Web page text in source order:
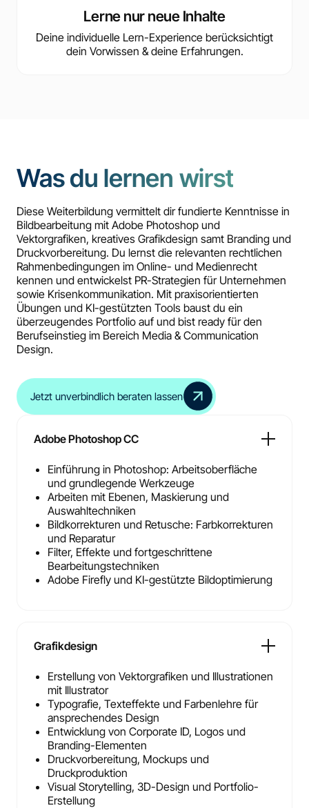
Lerne nur neue Inhalte
Deine individuelle Lern-Experience berücksichtigt
dein Vorwissen & deine Erfahrungen.
Was du lernen wirst
Diese Weiterbildung vermittelt dir fundierte Kenntnisse in
Bildbearbeitung mit Adobe Photoshop und
Vektorgrafiken, kreatives Grafikdesign samt Branding und
Druckvorbereitung. Du lernst die relevanten rechtlichen
Rahmenbedingungen im Online- und Medienrecht
kennen und entwickelst PR-Strategien für Unternehmen
sowie Krisenkommunikation. Mit praxisorientierten
Übungen und KI-gestützten Tools baust du ein
überzeugendes Portfolio auf und bist ready für den
Berufseinstieg im Bereich Media & Communication
Design.
Jetzt unverbindlich beraten lassen
Adobe Photoshop CC
Einführung in Photoshop: Arbeitsoberfläche
und grundlegende Werkzeuge
Arbeiten mit Ebenen, Maskierung und
Auswahltechniken
Bildkorrekturen und Retusche: Farbkorrekturen
und Reparatur
Filter, Effekte und fortgeschrittene
Bearbeitungstechniken
Adobe Firefly und KI-gestützte Bildoptimierung
Grafikdesign
Erstellung von Vektorgrafiken und Illustrationen
mit Illustrator
Typografie, Texteffekte und Farbenlehre für
ansprechendes Design
Entwicklung von Corporate ID, Logos und
Branding-Elementen
Druckvorbereitung, Mockups und
Druckproduktion
Visual Storytelling, 3D-Design und Portfolio-
Erstellung